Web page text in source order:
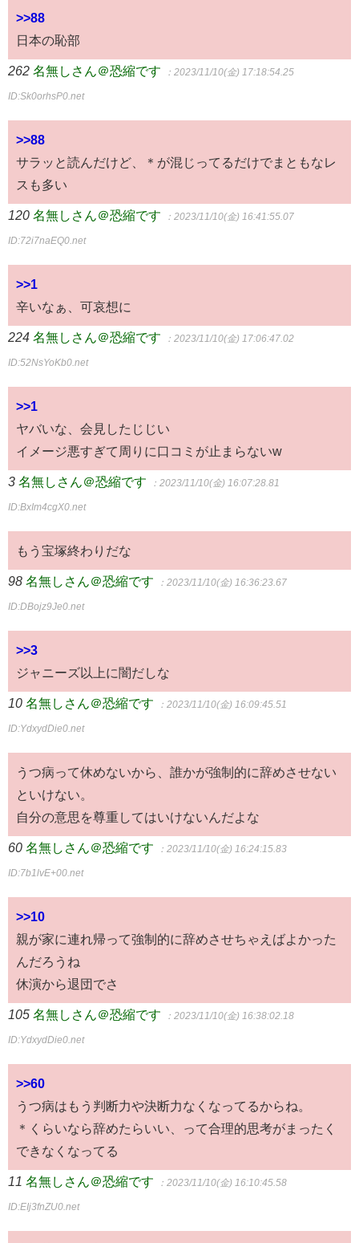
>>88
日本の恥部
262 名無しさん＠恐縮です ：2023/11/10(金) 17:18:54.25
ID:Sk0orhsP0.net
>>88
サラッと読んだけど、＊が混じってるだけでまともなレ
スも多い
120 名無しさん＠恐縮です ：2023/11/10(金) 16:41:55.07
ID:72i7naEQ0.net
>>1
辛いなぁ、可哀想に
224 名無しさん＠恐縮です ：2023/11/10(金) 17:06:47.02
ID:52NsYoKb0.net
>>1
ヤバいな、会見したじじい
イメージ悪すぎて周りに口コミが止まらないw
3 名無しさん＠恐縮です ：2023/11/10(金) 16:07:28.81
ID:BxIm4cgX0.net
もう宝塚終わりだな
98 名無しさん＠恐縮です ：2023/11/10(金) 16:36:23.67
ID:DBojz9Je0.net
>>3
ジャニーズ以上に闇だしな
10 名無しさん＠恐縮です ：2023/11/10(金) 16:09:45.51
ID:YdxydDie0.net
うつ病って休めないから、誰かが強制的に辞めさせない
といけない。
自分の意思を尊重してはいけないんだよな
60 名無しさん＠恐縮です ：2023/11/10(金) 16:24:15.83
ID:7b1lvE+00.net
>>10
親が家に連れ帰って強制的に辞めさせちゃえばよかった
んだろうね
休演から退団でさ
105 名無しさん＠恐縮です ：2023/11/10(金) 16:38:02.18
ID:YdxydDie0.net
>>60
うつ病はもう判断力や決断力なくなってるからね。
＊くらいなら辞めたらいい、って合理的思考がまったく
できなくなってる
11 名無しさん＠恐縮です ：2023/11/10(金) 16:10:45.58
ID:EIj3fnZU0.net